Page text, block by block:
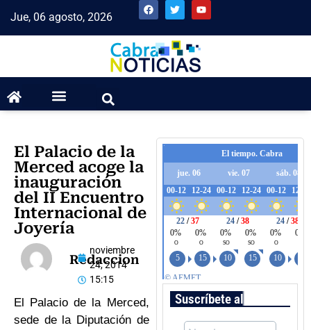
Jue, 06 agosto, 2026
El Palacio de la
Merced acoge la
inauguración
del II Encuentro
Internacional de
Joyería
Redaccion
noviembre
24, 2014
15:15
El Palacio de la Merced,
sede de la Diputación de
Suscríbete al boletín